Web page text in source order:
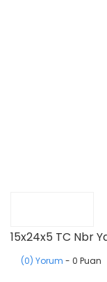
15x24x5 TC Nbr
(0) Yorum - 0 Puan